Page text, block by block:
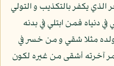
الذي يكفر بالتكذيب و التولي
دنياه فمن ابتلي في بدنه
مثلا شقي و من خسر في
آخرته أشقى من غيره لكون